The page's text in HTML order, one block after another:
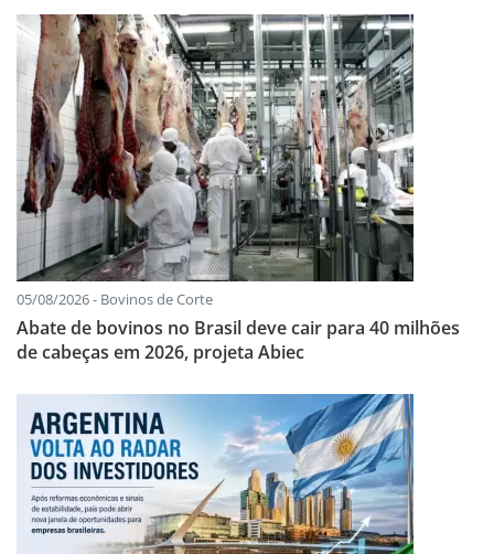
05/08/2026 - Bovinos de Corte
Abate de bovinos no Brasil deve cair para 40 milhões
de cabeças em 2026, projeta Abiec